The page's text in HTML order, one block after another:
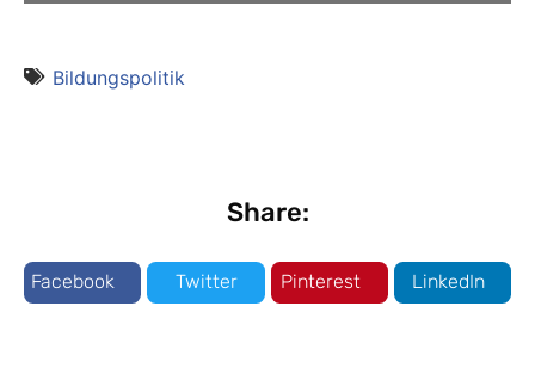
Bildungspolitik
Share:
Facebook Twitter Pinterest LinkedIn